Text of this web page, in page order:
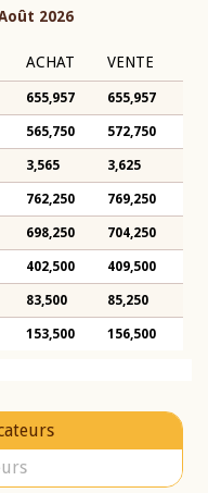
2026
ACHAT VENTE
655,957 655,957
565,750 572,750
3,565 3,625
762,250 769,250
698,250 704,250
402,500 409,500
83,500 85,250
153,500 156,500